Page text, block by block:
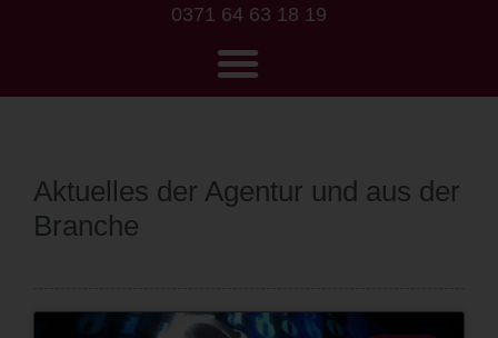
0371 64 63 18 19
Aktuelles der Agentur und aus der
Branche